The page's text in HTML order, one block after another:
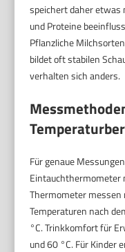
speichert daher
und Proteine
Pflanzliche
bildet oft stabilen
verhalten sich anders.
Für genaue
Eintauchthermometer
Thermometer messen
Temperaturen nach
°C. Trinkkomfort für
und 60 °C. Für Kinder